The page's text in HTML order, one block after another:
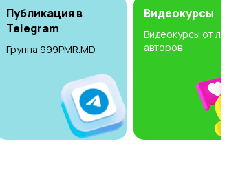
Публикация в
Telegram
Группа 999PMR.MD
Видеокурсы
Видеокурсы от
авторов